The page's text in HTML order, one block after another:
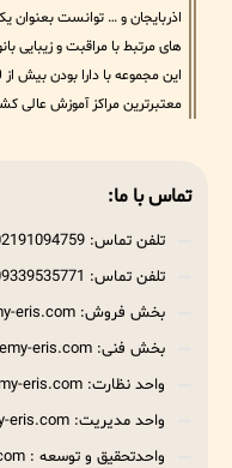
اذربایجان و … توانست
های مرتبط با مراقبت و زیبایی
معتبرترین مراکز آموزش عالی
تماس با ما:
تلفن تماس: 02191094759 - 32 خط
تلفن تماس: 09339535771 ارتباط مستتقیم
بخش فروش: service@academy-eris.com
بخش فنی: technical@academy-eris.com
واحد نظارت: complaints@academy-eris.com
واحد مدیریت: manager@academy-eris.com
واحدتحقیق و توسعه : backend@academy-eris.com